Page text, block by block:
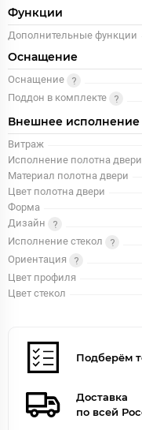
Функции
Дополнительные функции
Оснащение
Оснащение
Поддон в комплекте
Внешнее исполнение
Витраж
Исполнение полотна двери
Материал полотна двери
Цвет полотна двери
Форма
Дизайн
Исполнение стекол
Ориентация
Цвет профиля
Цвет стекол
Подберём
Доставка
по всей